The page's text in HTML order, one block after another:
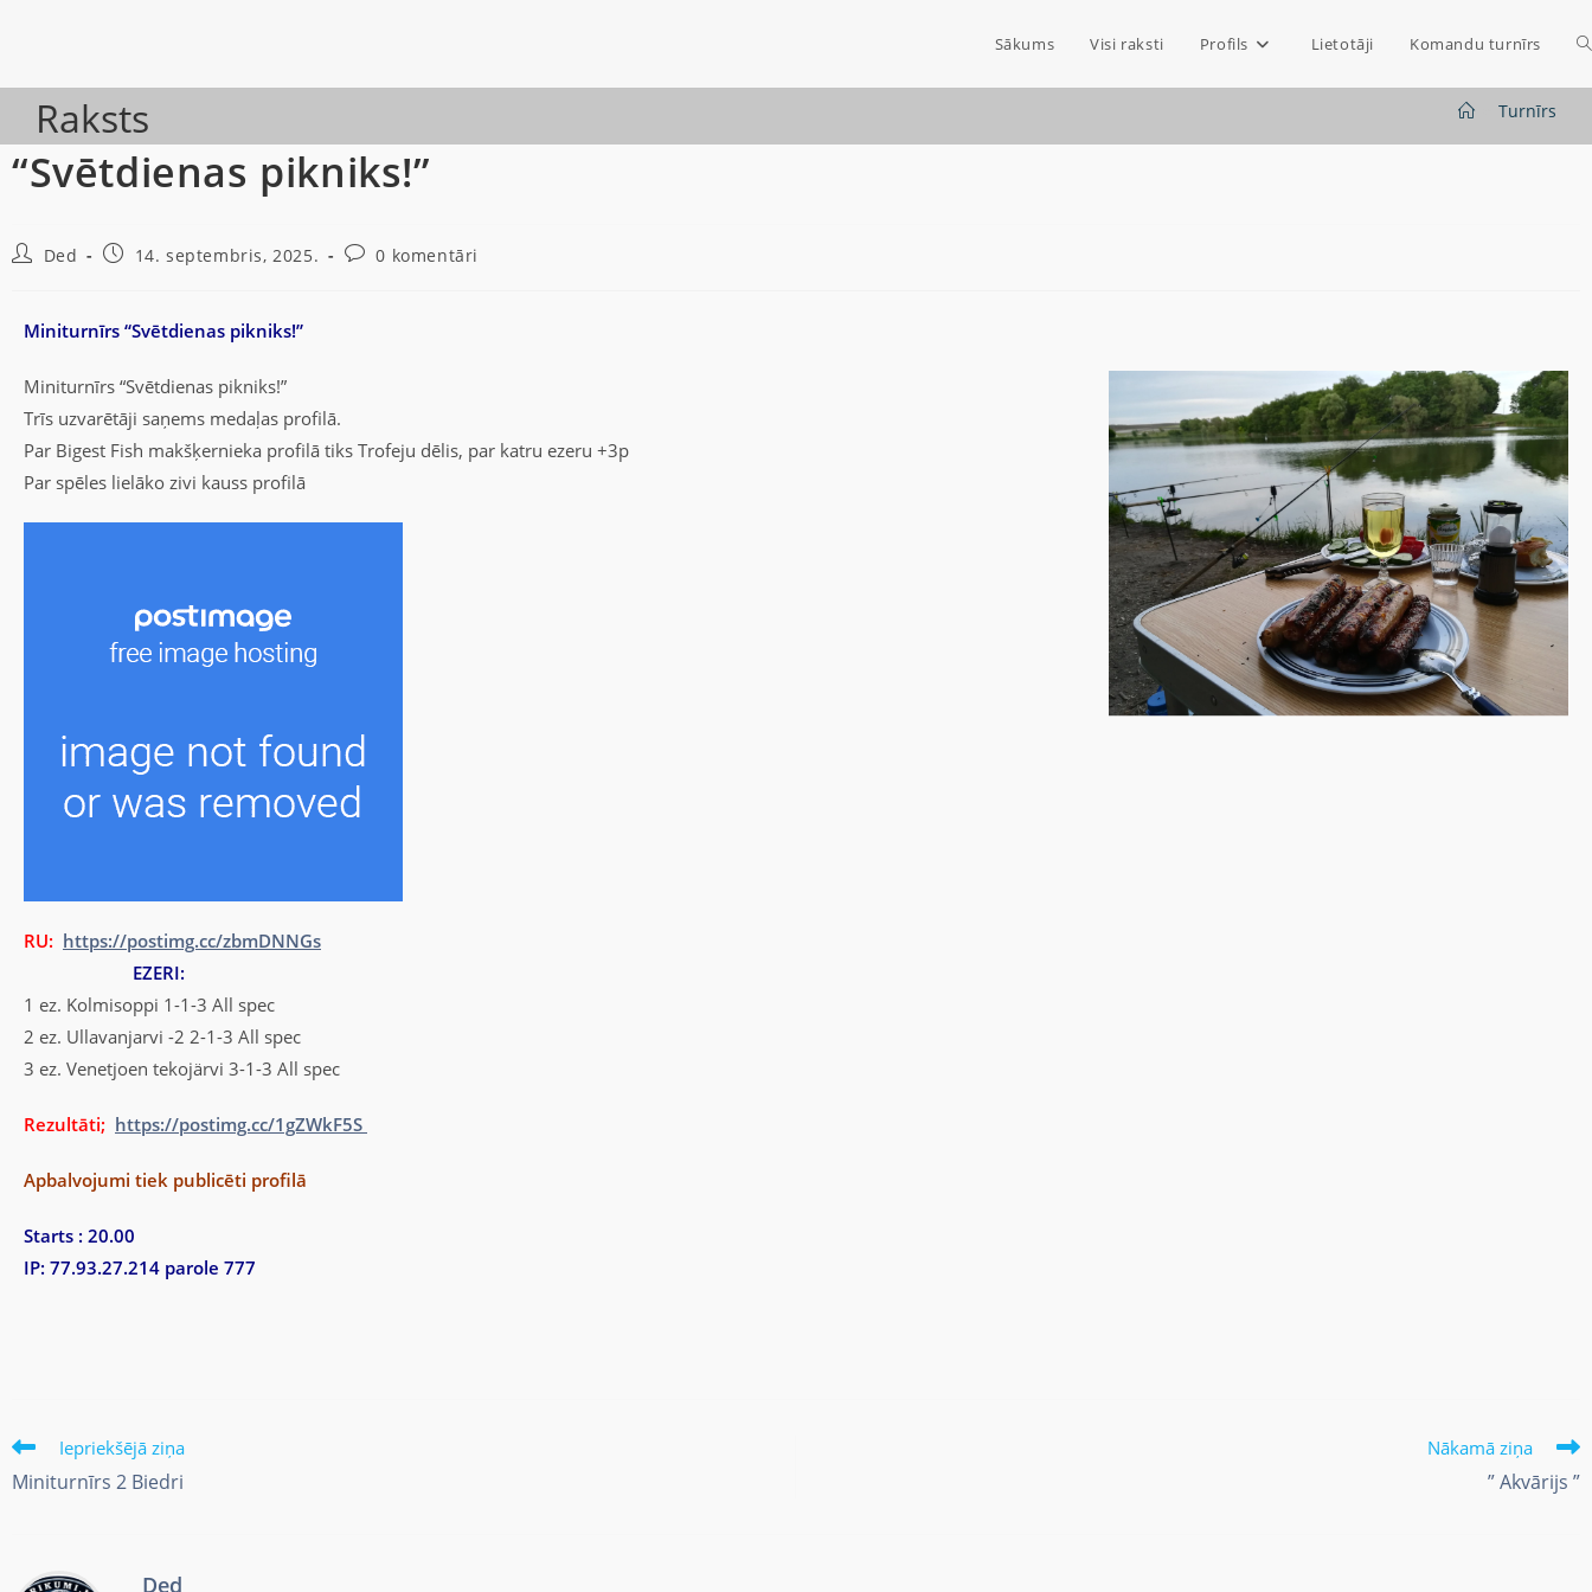
Sākums Visi raksti Profils Lietotāji Komandu turnīrs
Raksts Turnīrs
“Svētdienas pikniks!”
Ded 14. septembris, 2025. 0 komentāri
Miniturnīrs “Svētdienas pikniks!”
Miniturnīrs “Svētdienas pikniks!”
Trīs uzvarētāji saņems medaļas profilā.
Par Bigest Fish makšķernieka profilā tiks Trofeju dēlis, par katru ezeru +3p
Par spēles lielāko zivi kauss profilā
RU: https://postimg.cc/zbmDNNGs
EZERI:
1 ez. Kolmisoppi 1-1-3 All spec
2 ez. Ullavanjarvi -2 2-1-3 All spec
3 ez. Venetjoen tekojärvi 3-1-3 All spec
Rezultāti; https://postimg.cc/1gZWkF5S
Apbalvojumi tiek publicēti profilā
Starts : 20.00
IP: 77.93.27.214 parole 777
Iepriekšējā ziņa
Miniturnīrs 2 Biedri
Nākamā ziņa
” Akvārijs ”
Ded